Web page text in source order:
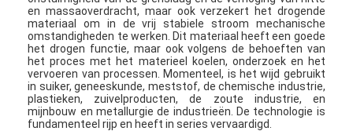
en massaoverdracht, maar ook verzekert het drogende
materiaal om in de vrij stabiele stroom mechanische
omstandigheden te werken. Dit materiaal heeft een goede
het drogen functie, maar ook volgens de behoeften van
het proces met het materieel koelen, onderzoek en het
vervoeren van processen. Momenteel, is het wijd gebruikt
in suiker, geneeskunde, meststof, de chemische industrie,
plastieken, zuivelproducten, de zoute industrie, en
mijnbouw en metallurgie de industrieën. De technologie is
fundamenteel rijp en heeft in series vervaardigd.